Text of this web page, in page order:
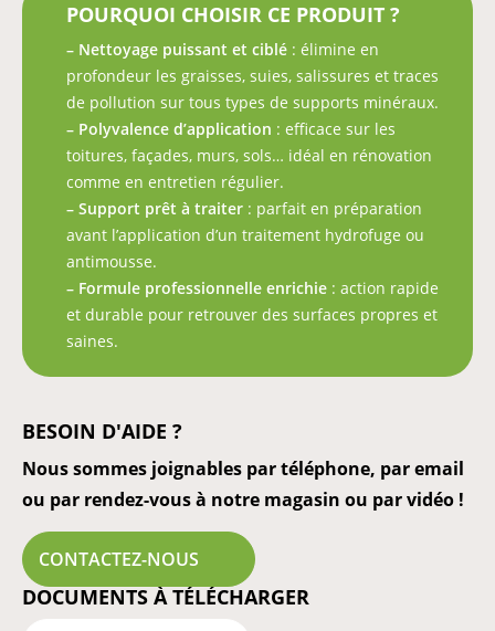
POURQUOI CHOISIR CE PRODUIT ?
– Nettoyage puissant et ciblé : élimine en
profondeur les graisses, suies, salissures et traces
de pollution sur tous types de supports minéraux.
– Polyvalence d’application : efficace sur les
toitures, façades, murs, sols… idéal en rénovation
comme en entretien régulier.
– Support prêt à traiter : parfait en préparation
avant l’application d’un traitement hydrofuge ou
antimousse.
– Formule professionnelle enrichie : action rapide
et durable pour retrouver des surfaces propres et
saines.
BESOIN D'AIDE ?
Nous sommes joignables par téléphone, par email
ou par rendez-vous à notre magasin ou par vidéo !
CONTACTEZ-NOUS
DOCUMENTS À TÉLÉCHARGER